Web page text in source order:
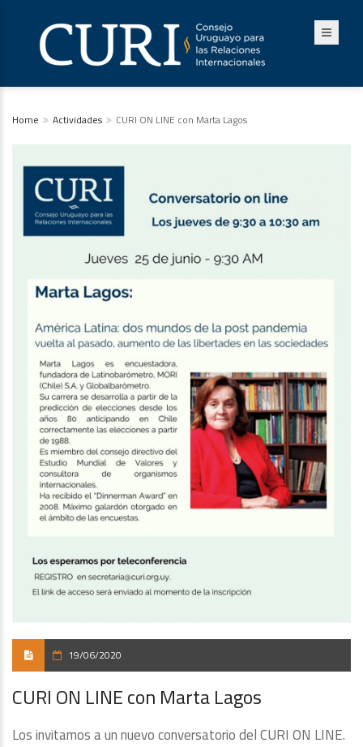
Home Actividades CURI ON LINE con Marta Lagos
19/06/2020
CURI ON LINE con Marta Lagos
Los invitamos a un nuevo conversatorio del CURI ON LINE.